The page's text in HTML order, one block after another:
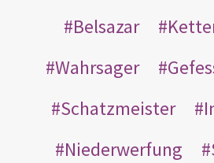
Belsazar
Wahrsager
Schatzmeister
Niederwerfung